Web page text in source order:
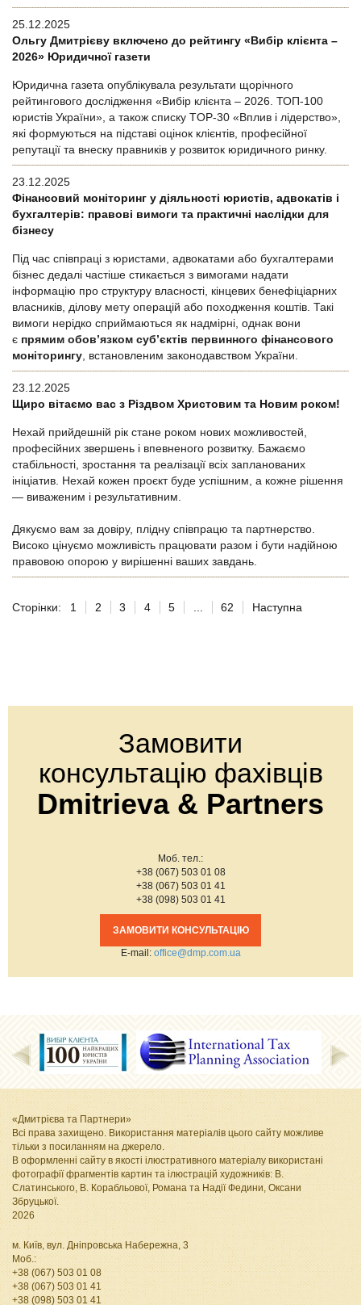
25.12.2025
Ольгу Дмитрієву включено до рейтингу «Вибір клієнта –
2026» Юридичної газети
Юридична газета опублікувала результати щорічного
рейтингового дослідження «Вибір клієнта – 2026. ТОП-100
юристів України», а також списку TOP-30 «Вплив і лідерство»,
які формуються на підставі оцінок клієнтів, професійної
репутації та внеску правників у розвиток юридичного ринку.
23.12.2025
Фінансовий моніторинг у діяльності юристів, адвокатів і
бухгалтерів: правові вимоги та практичні наслідки для
бізнесу
Під час співпраці з юристами, адвокатами або бухгалтерами
бізнес дедалі частіше стикається з вимогами надати
інформацію про структуру власності, кінцевих бенефіціарних
власників, ділову мету операцій або походження коштів. Такі
вимоги нерідко сприймаються як надмірні, однак вони
є прямим обов’язком суб’єктів первинного фінансового
моніторингу , встановленим законодавством України.
23.12.2025
Щиро вітаємо вас з Різдвом Христовим та Новим роком!
Нехай прийдешній рік стане роком нових можливостей,
професійних звершень і впевненого розвитку. Бажаємо
стабільності, зростання та реалізації всіх запланованих
ініціатив. Нехай кожен проєкт буде успішним, а кожне рішення
— виваженим і результативним.
Дякуємо вам за довіру, плідну співпрацю та партнерство.
Високо цінуємо можливість працювати разом і бути надійною
правовою опорою у вирішенні ваших завдань.
Сторінки: 1 2 3 4 5 62 Наступна
Замовити
консультацію фахівців
Dmitrieva & Partners
Моб. тел.:
+38 (067) 503 01 08
+38 (067) 503 01 41
+38 (098) 503 01 41
ЗАМОВИТИ КОНСУЛЬТАЦІЮ
Е-mail: office@dmp.com.ua
«Дмитрієва та Партнери»
Всі права захищено. Використання матеріалів цього сайту можливе
тільки з посиланням на джерело.
В оформленні сайту в якості ілюстративного матеріалу використані
фотографії фрагментів картин та ілюстрацій художників: В.
Слатинського, В. Корабльової, Романа та Надії Федини, Оксани
Збруцької.
2026
м. Київ, вул. Дніпровська Набережна, 3
Моб.:
+38 (067) 503 01 08
+38 (067) 503 01 41
+38 (098) 503 01 41